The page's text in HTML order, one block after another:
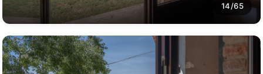
14/65